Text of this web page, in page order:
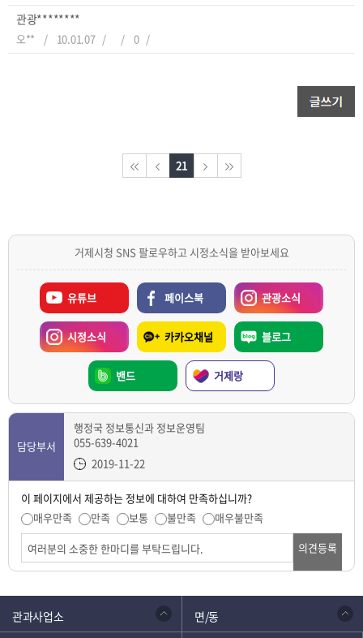
관광********
오** 10.01.07 0
21
거제시청 SNS 팔로우하고 시정소식을 받아보세요
유튜브 페이스북 관광소식
시정소식 카카오채널 블로그
밴드 거제랑
담당부서
행정국 정보통신과 정보운영팀
055-639-4021
2019-11-22
이 페이지에서 제공하는 정보에 대하여 만족하십니까?
매우만족
만족 보통 불만족
매우불만족
의견등록
관과사업소 면/동